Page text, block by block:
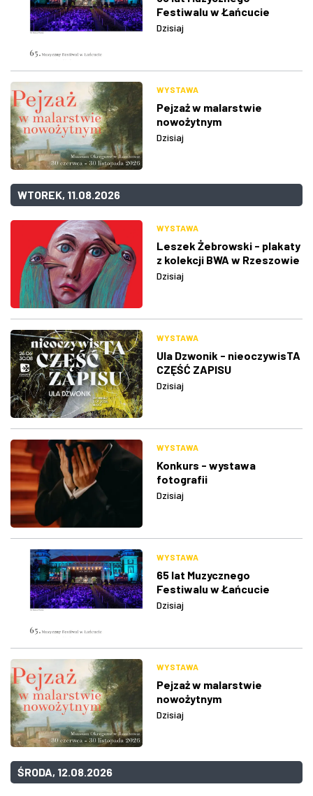
Festiwalu w Łańcucie
Dzisiaj
WYSTAWA
Pejzaż w malarstwie
nowożytnym
Dzisiaj
WTOREK, 11.08.2026
WYSTAWA
Leszek Żebrowski - plakaty
z kolekcji BWA w Rzeszowie
Dzisiaj
WYSTAWA
Ula Dzwonik - nieoczywisTA
CZĘŚĆ ZAPISU
Dzisiaj
WYSTAWA
Konkurs - wystawa
fotografii
Dzisiaj
WYSTAWA
65 lat Muzycznego
Festiwalu w Łańcucie
Dzisiaj
WYSTAWA
Pejzaż w malarstwie
nowożytnym
Dzisiaj
ŚRODA, 12.08.2026